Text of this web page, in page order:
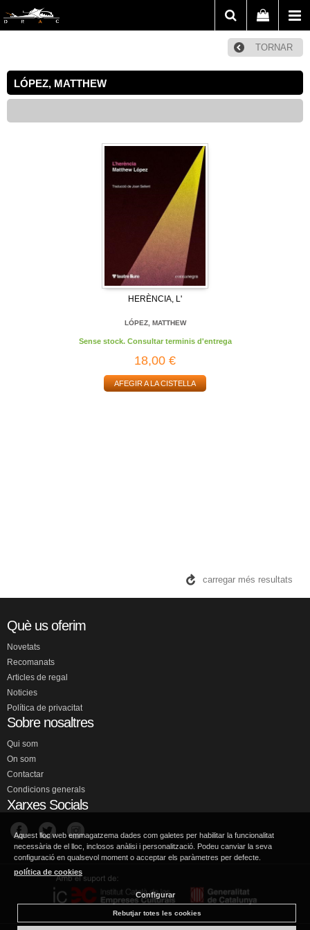
TORNAR
LÓPEZ, MATTHEW
HERÈNCIA, L'
LÓPEZ, MATTHEW
Sense stock. Consultar terminis d'entrega
18,00 €
AFEGIR A LA CISTELLA
carregar més resultats
Què us oferim
Novetats
Recomanats
Articles de regal
Noticies
Política de privacitat
Sobre nosaltres
Qui som
On som
Contactar
Condicions generals
Xarxes Socials
Aquest lloc web emmagatzema dades com galetes per habilitar la funcionalitat
necessària de el lloc, inclosos anàlisi i personalització. Podeu canviar la seva
configuració en qualsevol moment o acceptar els paràmetres per defecte.
política de cookies
Configurar
Rebutjar totes les cookies